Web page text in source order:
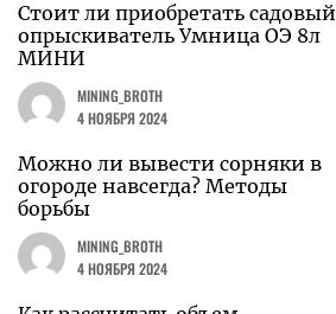
Стоит ли приобретать садовый
опрыскиватель Умница ОЭ 8л
МИНИ
MINING_BROTH
4 НОЯБРЯ 2024
Можно ли вывести сорняки в
огороде навсегда? Методы
борьбы
MINING_BROTH
4 НОЯБРЯ 2024